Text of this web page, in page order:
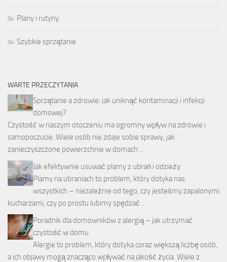
Plany i rutyny
Szybkie sprzątanie
WARTE PRZECZYTANIA
Sprzątanie a zdrowie: jak uniknąć kontaminacji i infekcji
domowej?
Czystość w naszym otoczeniu ma ogromny wpływ na zdrowie i
samopoczucie. Wiele osób nie zdaje sobie sprawy, jak
zanieczyszczone powierzchnie w domach …
Jak efektywnie usuwać plamy z ubrań i odzieży
Plamy na ubraniach to problem, który dotyka nas
wszystkich – niezależnie od tego, czy jesteśmy zapalonymi
kucharzami, czy po prostu lubimy spędzać …
Poradnik dla domowników z alergią – jak utrzymać
czystość w domu
Alergie to problem, który dotyka coraz większą liczbę osób,
a ich objawy mogą znacząco wpływać na jakość życia. Wiele z